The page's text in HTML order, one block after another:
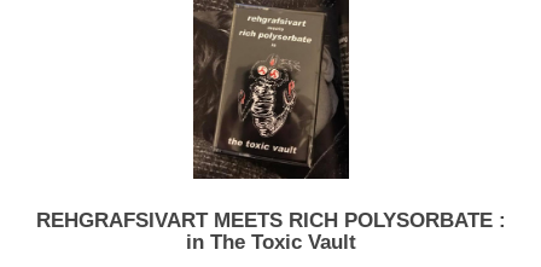
REHGRAFSIVART MEETS RICH POLYSORBATE :
in The Toxic Vault